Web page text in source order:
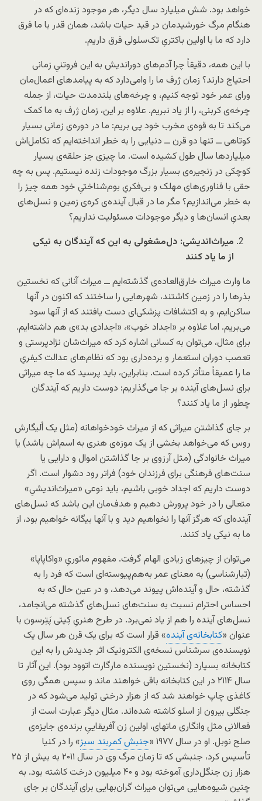
خواهد بود. شش میلیارد سال دیگر، هر موجود زنده‌ای که در
هنگام مرگ خورشیدمان در قید حیات باشد، همان قدر با ما فرق
دارد که ما با اولین باکتری‌ِ تک‌سلولی فرق داریم.
با این همه، دقیقاً چرا آدم‌های دوراندیش به این فروتنیِ زمانی
احتیاج دارند؟ زمان ژرف ما را وامی‌دارد که به پیامدهای اعمال‌مان
ورای عمر خود توجه کنیم، و چرخه‌های بلندمدت حیات، از جمله
چرخه‌ی کربنی، را از یاد نبریم. علاوه بر این، زمان ژرف به ما کمک
می‌کند تا به قوه‌ی مخرب خود پی بریم: ما در دوره‌ی زمانی بسیار
کوتاهی ــ تنها دو قرن ــ دنیایی را به خطر انداخته‌ایم که تکامل‌اش
میلیاردها سال طول کشیده است. ما چیزی جز حلقه‌ی بسیار
کوچکی در زنجیره‌ی بسیار بزرگ موجودات زنده نیستیم. پس به چه
حقی با فناوری‌های مهلک و بی‌فکریِ بوم‌شناختیِ خود همه چیز را
به خطر می‌اندازیم؟ مگر ما در قبال آینده‌ی کره‌ی زمین و نسل‌های
بعدیِ انسان‌ها و دیگر موجودات مسئولیت نداریم؟
میراث‌اندیشی: دل‌مشغولی به این که آیندگان به نیکی
از ما یاد کنند
ما وارث میراث خارق‌العاده‌ی گذشته‌ایم ــ میراث آنانی که نخستین
بذرها را در زمین کاشتند، شهرهایی را ساختند که اکنون در آنها
ساکن‌ایم، و به اکتشافات پزشکی‌ای دست یافتند که از آنها سود
می‌بریم. اما علاوه بر «اجداد خوب»، «اجدادی بد»ی هم داشته‌ایم.
برای مثال، می‌توان به کسانی اشاره کرد که میراث‌شان نژادپرستی و
تعصب دوران استعمار و برده‌داری بود که نظام‌های عدالت کیفریِ
ما را عمیقاً متأثر کرده است. بنابراین، باید پرسید که ما چه میراثی
برای نسل‌های آینده بر جا می‌گذاریم: دوست داریم که آیندگان
چطور از ما یاد کنند؟
بر جای گذاشتن میراثی که از میراث خودخواهانه (مثل یک اُلیگارش
روس که می‌خواهد بخشی از یک موزه‌ی هنری به اسم‌اش باشد) یا
میراث خانوادگی (مثل آرزوی بر جا گذاشتن اموال و دارایی یا
سنت‌های فرهنگی برای فرزندان خود) فراتر رود دشوار است. اگر
دوست داریم که اجداد خوبی باشیم، باید نوعی «میراث‌اندیشیِ»
متعالی را در خود پرورش دهیم و هدف‌مان این باشد که نسل‌های
آینده‌ای که هرگز آنها را نخواهیم دید و با آنها بیگانه خواهیم بود، از
ما به نیکی یاد کنند.
می‌توان از چیزهای زیادی الهام گرفت. مفهوم مائوریِ «واکاپاپا»
(تبارشناسی) به معنای عمر به‌هم‌پیوسته‌ای است که فرد را به
گذشته، حال و آینده‌اش پیوند می‌دهد، و در عین حال که به
احساس احترام نسبت به سنت‌های نسل‌های گذشته می‌انجامد،
نسل‌های آینده را هم از یاد نمی‌برد. در طرح هنریِ کِیتی پَتِرسون با
عنوان «کتابخانه‌ی آینده» قرار است که برای یک قرن هر سال یک
نویسنده‌ی سرشناس نسخه‌ی الکترونیک اثر جدیدش را به این
کتابخانه بسپارد (نخستین نویسنده مارگارت اتوود بود). این آثار تا
سال ۲۱۱۴ در این کتابخانه باقی خواهند ماند و سپس همگی روی
کاغذی چاپ خواهند شد که از هزار درختی تولید می‌شود که در
جنگلی بیرون از اسلو کاشته شده‌اند. مثال دیگر عبارت است از
فعالانی مثل وانگاری ماتهای، اولین زن آفریقاییِ برنده‌ی جایزه‌ی
صلح نوبل. او در سال ۱۹۷۷ «
جنبش کمربند سبز» را در کنیا
تأسیس کرد، جنبشی که تا زمان مرگ وی در سال ۲۰۱۱ به بیش از ۲۵
هزار زن جنگل‌داری آموخته بود و ۴۰ میلیون درخت کاشته بود. به
چنین شیوه‌هایی می‌توان میراث گران‌بهایی برای آیندگان بر جای